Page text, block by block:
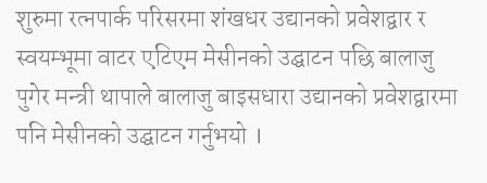
शुरुमा रत्नपार्क परिसरमा शंखधर उद्यानको प्रवेशद्वार र
स्वयम्भूमा वाटर एटिएम मेसीनको उद्घाटन पछि बालाजु
पुगेर मन्त्री थापाले बालाजु बाइसधारा उद्यानको प्रवेशद्वारमा
पनि मेसीनको उद्घाटन गर्नुभयो ।